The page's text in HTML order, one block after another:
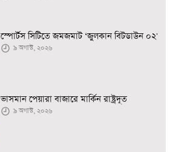
স্পোর্টস সিটিতে জমজমাট ‘জুলকান বিটডাউন ০২'
৯ অগাস্ট, ২০২৬
ভাসমান পেয়ারা বাজারে মার্কিন রাষ্ট্রদূত
৯ অগাস্ট, ২০২৬